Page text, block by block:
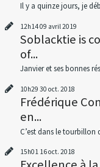
Il y a quinze jours, je
12h1409 avril 2019
Soblacktie is
of...
Janvier et ses bonnes
10h29 30 oct. 2018
Frédérique
en...
C’est dans le tourbillon
15h01 16oct. 2018